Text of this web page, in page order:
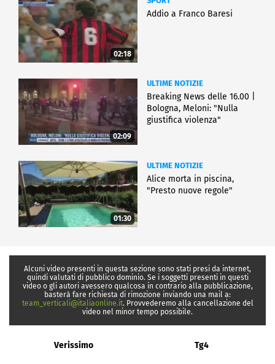
02:18
Addio a Franco Baresi
02:09
ULTIME NOTIZIE
Breaking News delle 16.00 |
Bologna, Meloni: "Nulla
giustifica violenza"
01:30
ULTIME NOTIZIE
Alice morta in piscina,
"Presto nuove regole"
Alcuni video presenti in questa sezione sono stati presi da internet,
quindi valutati di pubblico dominio. Se i soggetti presenti in questi
video o gli autori avessero qualcosa in contrario alla pubblicazione,
basterà fare richiesta di rimozione inviando una mail a:
team_verticali@italiaonline.it. Provvederemo alla cancellazione del
video nel minor tempo possibile.
Verissimo Tg4